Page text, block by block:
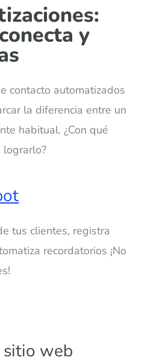
y
contacto automatizados
la diferencia entre un
habitual. ¿Con qué
lograrlo?
tus clientes, registra
recordatorios ¡No
!
web